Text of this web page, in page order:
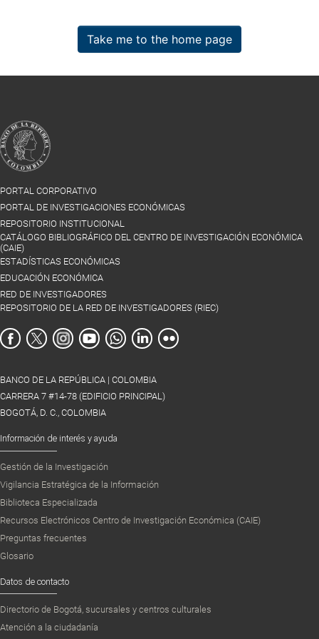
Take me to the home page
PORTAL CORPORATIVO
PORTAL DE INVESTIGACIONES ECONÓMICAS
REPOSITORIO INSTITUCIONAL
CATÁLOGO BIBLIOGRÁFICO DEL CENTRO DE INVESTIGACIÓN ECONÓMICA
(CAIE)
ESTADÍSTICAS ECONÓMICAS
EDUCACIÓN ECONÓMICA
RED DE INVESTIGADORES
REPOSITORIO DE LA RED DE INVESTIGADORES (RIEC)
BANCO DE LA REPÚBLICA | COLOMBIA
CARRERA 7 #14-78 (EDIFICIO PRINCIPAL)
BOGOTÁ, D. C., COLOMBIA
Información de interés y ayuda
Gestión de la Investigación
Vigilancia Estratégica de la Información
Biblioteca Especializada
Recursos Electrónicos Centro de Investigación Económica (CAIE)
Preguntas frecuentes
Glosario
Datos de contacto
Directorio de Bogotá, sucursales y centros culturales
Atención a la ciudadanía